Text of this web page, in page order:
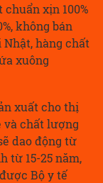
xịn 100%
không bán
Nhật, hàng chất
xuông
xuất cho thị
và chất lượng
dao động từ
từ 15-25 năm,
Bộ y tế